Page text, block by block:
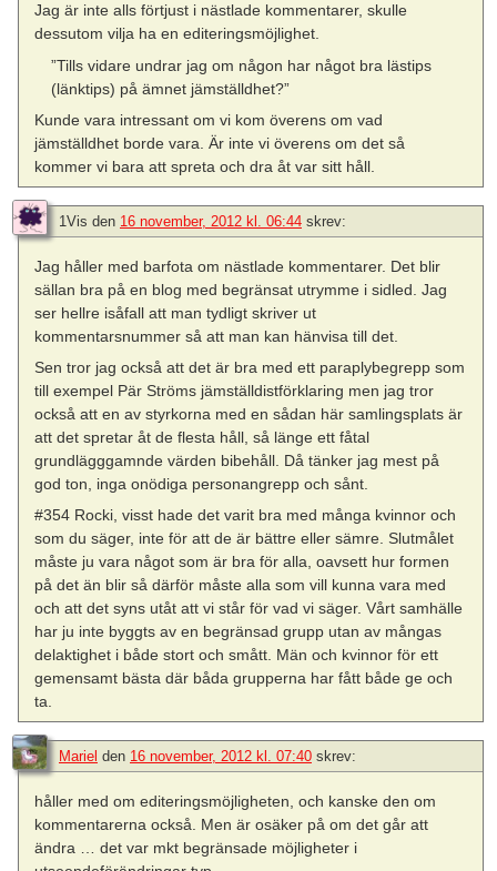
Jag är inte alls förtjust i nästlade kommentarer, skulle
dessutom vilja ha en editeringsmöjlighet.
”Tills vidare undrar jag om någon har något bra lästips
(länktips) på ämnet jämställdhet?”
Kunde vara intressant om vi kom överens om vad
jämställdhet borde vara. Är inte vi överens om det så
kommer vi bara att spreta och dra åt var sitt håll.
1Vis den 16 november, 2012 kl. 06:44 skrev:
Jag håller med barfota om nästlade kommentarer. Det blir
sällan bra på en blog med begränsat utrymme i sidled. Jag
ser hellre isåfall att man tydligt skriver ut
kommentarsnummer så att man kan hänvisa till det.
Sen tror jag också att det är bra med ett paraplybegrepp som
till exempel Pär Ströms jämställdistförklaring men jag tror
också att en av styrkorna med en sådan här samlingsplats är
att det spretar åt de flesta håll, så länge ett fåtal
grundlägggamnde värden bibehåll. Då tänker jag mest på
god ton, inga onödiga personangrepp och sånt.
#354 Rocki, visst hade det varit bra med många kvinnor och
som du säger, inte för att de är bättre eller sämre. Slutmålet
måste ju vara något som är bra för alla, oavsett hur formen
på det än blir så därför måste alla som vill kunna vara med
och att det syns utåt att vi står för vad vi säger. Vårt samhälle
har ju inte byggts av en begränsad grupp utan av mångas
delaktighet i både stort och smått. Män och kvinnor för ett
gemensamt bästa där båda grupperna har fått både ge och
ta.
Mariel den 16 november, 2012 kl. 07:40 skrev:
håller med om editeringsmöjligheten, och kanske den om
kommentarerna också. Men är osäker på om det går att
ändra … det var mkt begränsade möjligheter i